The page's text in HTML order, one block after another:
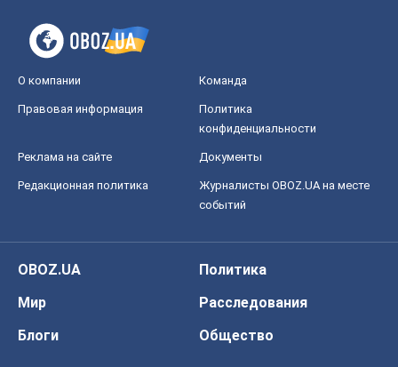
О компании Команда
Правовая информация
Политика
конфиденциальности
Реклама на сайте Документы
Редакционная политика
Журналисты OBOZ.UA на месте
событий
OBOZ.UA
Политика
Мир
Расследования
Блоги
Общество